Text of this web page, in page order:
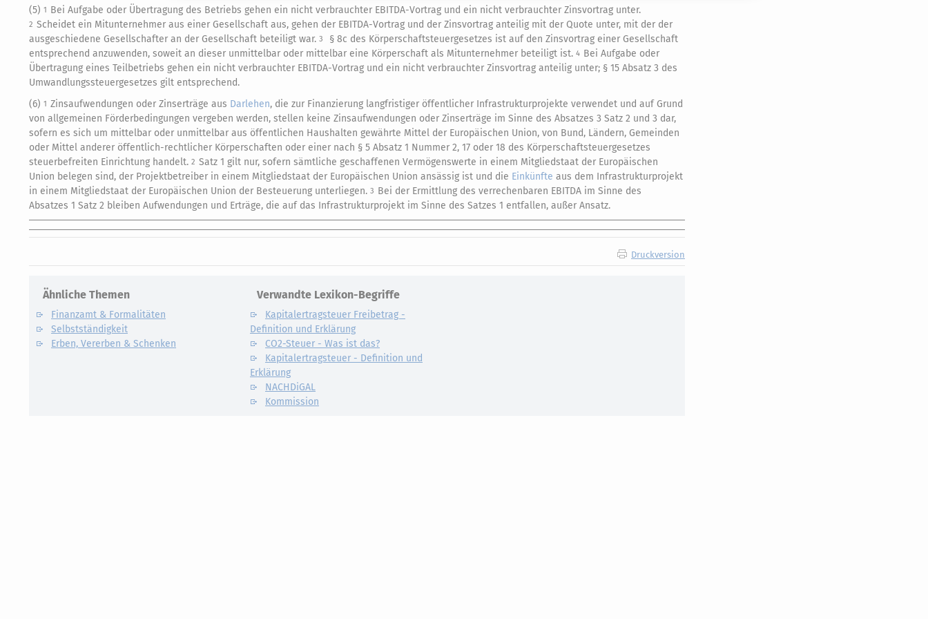
(5) 1 Bei Aufgabe oder Übertragung des Betriebs gehen ein nicht verbrauchter EBITDA-Vortrag und ein nicht verbrauchter Zinsvortrag unter.
2 Scheidet ein Mitunternehmer aus einer Gesellschaft aus, gehen der EBITDA-Vortrag und der Zinsvortrag anteilig mit der Quote unter, mit der der
ausgeschiedene Gesellschafter an der Gesellschaft beteiligt war. 3
§ 8c des Körperschaftsteuergesetzes ist auf den Zinsvortrag einer Gesellschaft
entsprechend anzuwenden, soweit an dieser unmittelbar oder mittelbar eine Körperschaft als Mitunternehmer beteiligt ist. 4 Bei Aufgabe oder
Übertragung eines Teilbetriebs gehen ein nicht verbrauchter EBITDA-Vortrag und ein nicht verbrauchter Zinsvortrag anteilig unter; § 15 Absatz 3 des
Umwandlungssteuergesetzes gilt entsprechend.
(6) 1 Zinsaufwendungen oder Zinserträge aus Darlehen, die zur Finanzierung langfristiger öffentlicher Infrastrukturprojekte verwendet und auf Grund
von allgemeinen Förderbedingungen vergeben werden, stellen keine Zinsaufwendungen oder Zinserträge im Sinne des Absatzes 3 Satz 2 und 3 dar,
sofern es sich um mittelbar oder unmittelbar aus öffentlichen Haushalten gewährte Mittel der Europäischen Union, von Bund, Ländern, Gemeinden
oder Mittel anderer öffentlich-rechtlicher Körperschaften oder einer nach § 5 Absatz 1 Nummer 2, 17 oder 18 des Körperschaftsteuergesetzes
steuerbefreiten Einrichtung handelt. 2 Satz 1 gilt nur, sofern sämtliche geschaffenen Vermögenswerte in einem Mitgliedstaat der Europäischen
Union belegen sind, der Projektbetreiber in einem Mitgliedstaat der Europäischen Union ansässig ist und die Einkünfte aus dem Infrastrukturprojekt
in einem Mitgliedstaat der Europäischen Union der Besteuerung unterliegen. 3 Bei der Ermittlung des verrechenbaren EBITDA im Sinne des
Absatzes 1 Satz 2 bleiben Aufwendungen und Erträge, die auf das Infrastrukturprojekt im Sinne des Satzes 1 entfallen, außer Ansatz.
Druckversion
Ähnliche Themen
Finanzamt & Formalitäten
Selbstständigkeit
Erben, Vererben & Schenken
Verwandte Lexikon-Begriffe
Kapitalertragsteuer Freibetrag -
Definition und Erklärung
CO2-Steuer - Was ist das?
Kapitalertragsteuer - Definition und
Erklärung
NACHDiGAL
Kommission